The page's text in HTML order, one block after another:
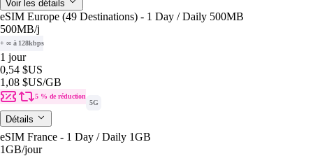
Voir les détails
eSIM Europe (49 Destinations) - 1 Day / Daily 500MB
500MB/j
+ ∞ à 128kbps
1 jour
0,54 $US
1,08 $US/GB
5 % de réduction
5G
Détails
eSIM France - 1 Day / Daily 1GB
1GB/jour